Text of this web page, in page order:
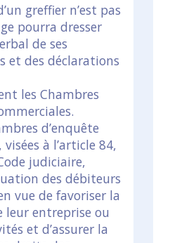
greffier n’est pas
pourra dresser
de ses
et des déclarations
les Chambres
d’enquête
à l’article 84,
judiciaire,
des débiteurs
vue de favoriser la
entreprise ou
et d’assurer la